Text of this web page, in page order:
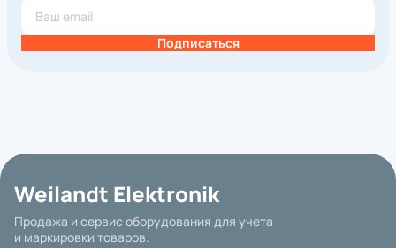
Подписаться
Weilandt Elektronik
Продажа и сервис оборудования для учета
и маркировки товаров.